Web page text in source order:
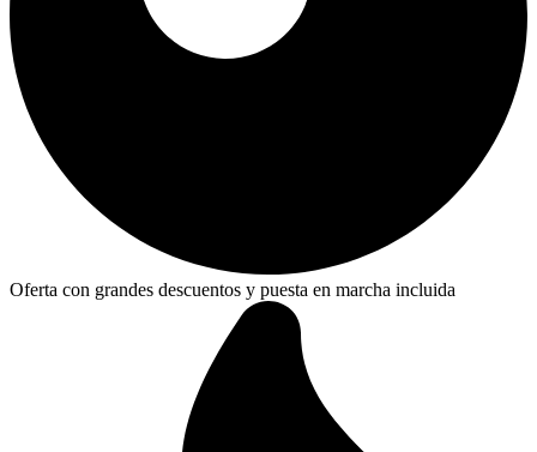
Oferta con grandes descuentos y puesta en marcha incluida